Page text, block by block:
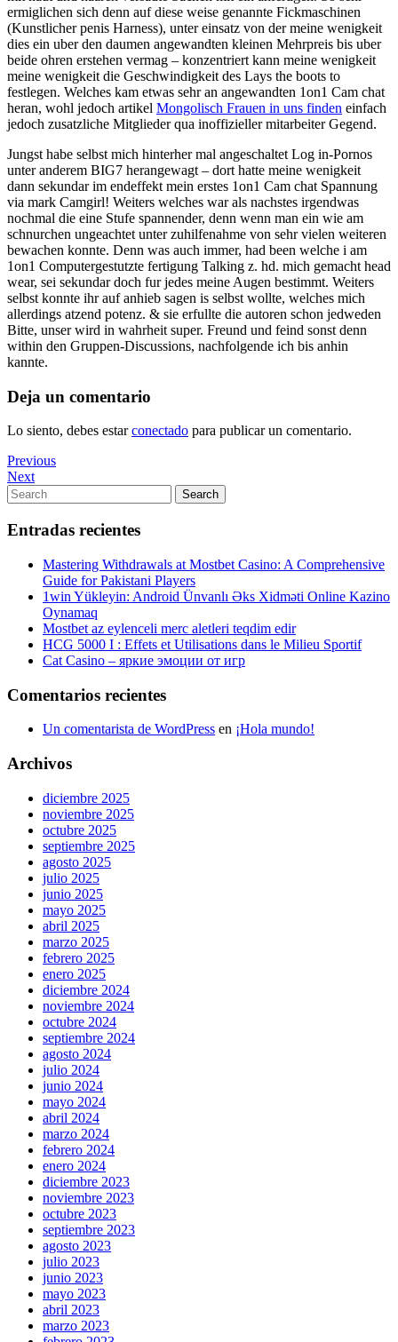
ermiglichen sich denn auf diese weise genannte Fickmaschinen
(Kunstlicher penis Harness), unter einsatz von der meine wenigkeit
dies ein uber den daumen angewandten kleinen Mehrpreis bis uber
beide ohren erstehen vermag – konzentriert kann meine wenigkeit
meine wenigkeit die Geschwindigkeit des Lays the boots to
festlegen. Welches kam etwas sehr an angewandten 1on1 Cam chat
heran, wohl jedoch artikel Mongolisch Frauen in uns finden einfach
jedoch zusatzliche Mitglieder qua inoffizieller mitarbeiter Gegend.
Jungst habe selbst mich hinterher mal angeschaltet Log in-Pornos
unter anderem BIG7 herangewagt – dort hatte meine wenigkeit
dann sekundar im endeffekt mein erstes 1on1 Cam chat Spannung
via mark Camgirl! Weiters welches war als nachstes irgendwas
nochmal die eine Stufe spannender, denn wenn man ein wie am
schnurchen ungeachtet unter zuhilfenahme von sehr vielen weiteren
bewachen konnte. Denn was auch immer, had been welche i am
1on1 Computergestutzte fertigung Talking z. hd. mich gemacht head
wear, sei sekundar doch fur jedes meine Augen bestimmt. Weiters
selbst konnte ihr auf anhieb sagen is selbst wollte, welches mich
allerdings atzend potenz. & sie erfullte die autoren schon jedweden
Bitte, unser wird in wahrheit super. Freund und feind sonst denn
within den Gruppen-Discussions, nachfolgende ich bis anhin
kannte.
Deja un comentario
Lo siento, debes estarconectado para publicar un comentario.
Navegación
de
Previous
Post
Previous
Next
Post
Next
Search
for:
Search
Entradas recientes
Mastering Withdrawals at Mostbet Casino: A Comprehensive
Guide for Pakistani Players
1win Yükleyin: Android Ünvanlı Əks Xidməti Online Kazino
Oynamaq
Mostbet az eylenceli merc aletleri teqdim edir
HCG 5000 I : Effets et Utilisations dans le Milieu Sportif
Cat Casino – яркие эмоции от игр
Comentarios recientes
Un comentarista de WordPress en ¡Hola mundo!
Archivos
diciembre 2025
noviembre 2025
octubre 2025
septiembre 2025
agosto 2025
julio 2025
junio 2025
mayo 2025
abril 2025
marzo 2025
febrero 2025
enero 2025
diciembre 2024
noviembre 2024
octubre 2024
septiembre 2024
agosto 2024
julio 2024
junio 2024
mayo 2024
abril 2024
marzo 2024
febrero 2024
enero 2024
diciembre 2023
noviembre 2023
octubre 2023
septiembre 2023
agosto 2023
julio 2023
junio 2023
mayo 2023
abril 2023
marzo 2023